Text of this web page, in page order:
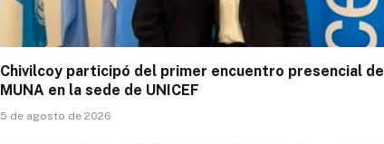
Chivilcoy participó del primer encuentro presencial de
MUNA en la sede de UNICEF
5 de agosto de 2026